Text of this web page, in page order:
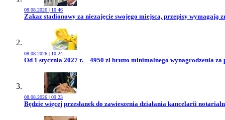
08.08.2026 | 10:46
Przejdź do artykułu:
Zakaz stadionowy za niezajęcie swojego miejsca, przepisy wymagają
08.08.2026 | 10:24
Przejdź do artykułu:
Od 1 stycznia 2027 r. – 4950 zł brutto minimalnego wynagrodzenia za
08.08.2026 | 09:23
Przejdź do artykułu:
Będzie więcej przesłanek do zawieszenia działania kancelarii